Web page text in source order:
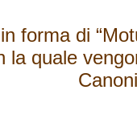
forma di
la quale